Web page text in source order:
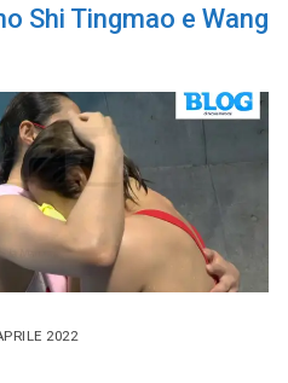
Shi Tingmao e Wang
2022